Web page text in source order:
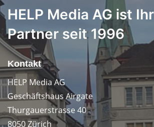
HELP Media AG ist
Partner seit 1996
Kontakt
HELP Media AG
Geschäftshaus Airgate
Thurgauerstrasse 40
8050 Zürich